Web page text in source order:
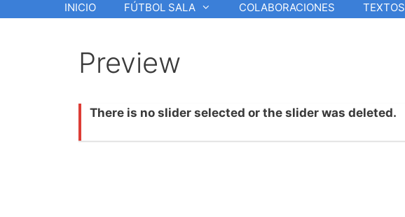
INICIO FÚTBOL SALA COLABORACIONES TEXTOS
Preview
There is no slider selected or the slider was deleted.